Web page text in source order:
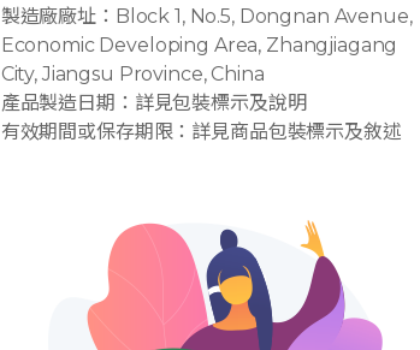
製造廠廠址：Block 1, No.5, Dongnan Avenue,
Economic Developing Area, Zhangjiagang
City, Jiangsu Province, China
產品製造日期：詳見包裝標示及說明
有效期間或保存期限：詳見商品包裝標示及敘述